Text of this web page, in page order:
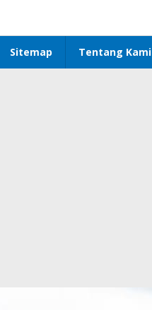
Sitemap Tentang Kami